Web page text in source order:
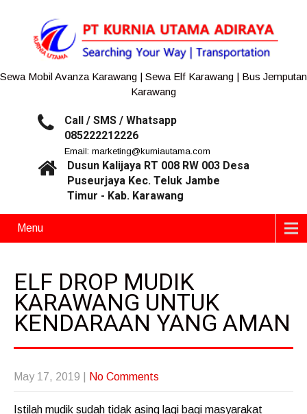
Sewa Mobil Avanza Karawang | Sewa Elf Karawang | Bus Jemputan
Karawang
Call / SMS / Whatsapp
085222212226
Email: marketing@kurniautama.com
Dusun Kalijaya RT 008 RW 003 Desa
Puseurjaya Kec. Teluk Jambe
Timur - Kab. Karawang
Menu
ELF DROP MUDIK
KARAWANG UNTUK
KENDARAAN YANG AMAN
May 17, 2019 No Comments
Istilah mudik sudah tidak asing lagi bagi masyarakat